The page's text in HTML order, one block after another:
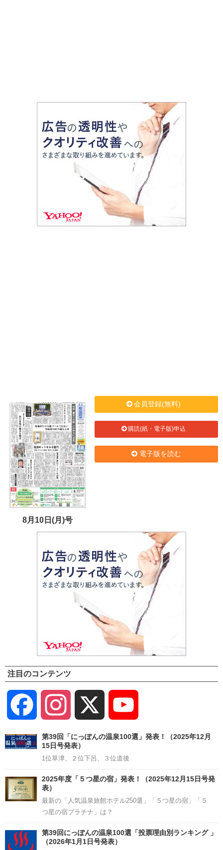
8月10日(月)号
会員登録(無料)
購読(紙・電子版)申込
電子版を読む
注目のコンテンツ
Facebook Instagram
Channel
第39回「にっぽんの温泉100選」発表！（2025年12月
15日号発表）
1位草津、２位下呂、３位道後
2025年度「５つ星の宿」発表！（2025年12月15日号発
表）
最新の「人気温泉旅館ホテル250選」「５つ星の宿」「５
つ星の宿プラチナ」は？
第39回にっぽんの温泉100選「投票理由別ランキング 」
（2026年1月1日号発表）